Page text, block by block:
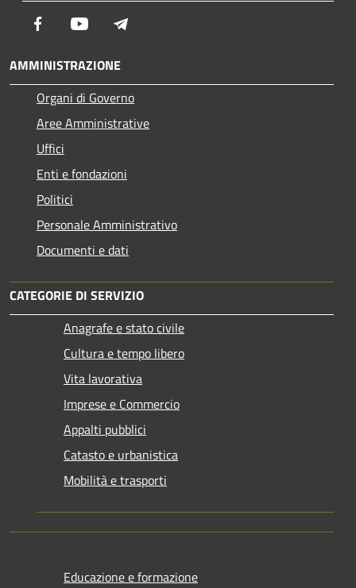
Facebook Youtube
AMMINISTRAZIONE
Organi di Governo
Aree Amministrative
Uffici
Enti e fondazioni
Politici
Personale Amministrativo
Documenti e dati
CATEGORIE DI SERVIZIO
Anagrafe e stato civile
Cultura e tempo libero
Vita lavorativa
Imprese e Commercio
Appalti pubblici
Catasto e urbanistica
Mobilità e trasporti
Educazione e formazione